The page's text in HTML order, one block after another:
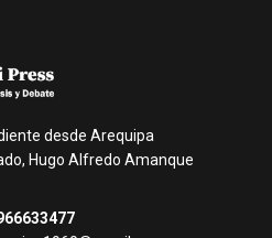
desde Arequipa
Hugo Alfredo Amanque